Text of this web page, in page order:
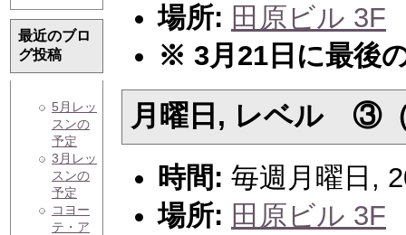
最近のブロ
グ投稿
5月レッ
スンの
予定
3月レッ
スンの
予定
コヨー
テ・ア
場所: 田原ビル 3F
※ 3月21日に最後
月曜日, レベル ③
時間: 毎週月曜日,
場所: 田原ビル 3F